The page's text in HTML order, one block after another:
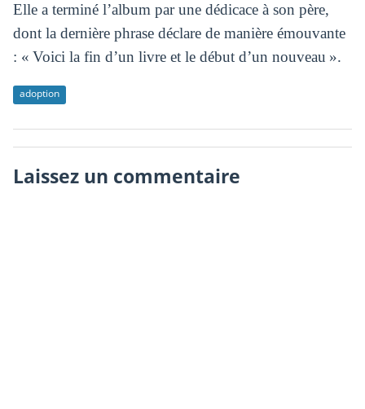
Elle a terminé l’album par une dédicace à son père,
dont la dernière phrase déclare de manière émouvante
: « Voici la fin d’un livre et le début d’un nouveau ».
adoption
Laissez un commentaire